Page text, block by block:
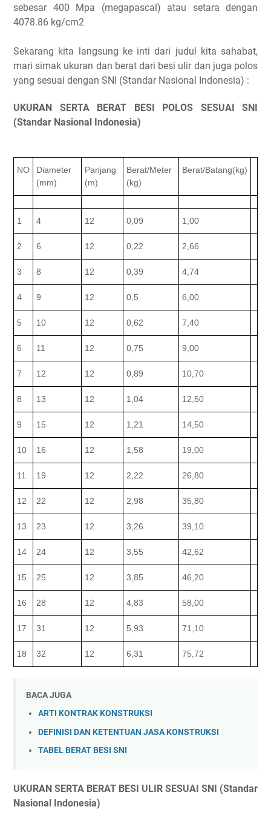
sebesar 400 Mpa (megapascal) atau setara dengan
4078.86 kg/cm2
Sekarang kita langsung ke inti dari judul kita sahabat,
mari simak ukuran dan berat dari besi ulir dan juga polos
yang sesuai dengan SNI (Standar Nasional Indonesia) :
UKURAN SERTA BERAT BESI POLOS SESUAI SNI
(Standar Nasional Indonesia)
NO
Diameter
(mm)
Panjang
(m)
Berat/Meter
(kg)
Berat/Batang(kg)
1 4 12 0,09 1,00
2 6 12 0,22 2,66
3 8 12 0,39 4,74
4 9 12 0,5 6,00
5 10 12 0,62 7,40
6 11 12 0,75 9,00
7 12 12 0,89 10,70
8 13 12 1,04 12,50
9 15 12 1,21 14,50
10 16 12 1,58 19,00
11 19 12 2,22 26,80
12 22 12 2,98 35,80
13 23 12 3,26 39,10
14 24 12 3,55 42,62
15 25 12 3,85 46,20
16 28 12 4,83 58,00
17 31 12 5,93 71,10
18 32 12 6,31 75,72
BACA JUGA
ARTI KONTRAK KONSTRUKSI
DEFINISI DAN KETENTUAN JASA KONSTRUKSI
TABEL BERAT BESI SNI
UKURAN SERTA BERAT BESI ULIR SESUAI SNI (Standar
Nasional Indonesia)